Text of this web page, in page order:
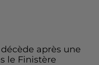
après une
le Finistère